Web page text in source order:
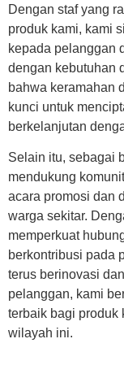
Dengan staf yang
produk kami, kami
kepada pelanggan
dengan kebutuhan
bahwa keramahan
kunci untuk
berkelanjutan
Selain itu, sebagai
mendukung
acara promosi dan
warga sekitar.
memperkuat
berkontribusi pada
terus berinovasi
pelanggan, kami
terbaik bagi produk
wilayah ini.